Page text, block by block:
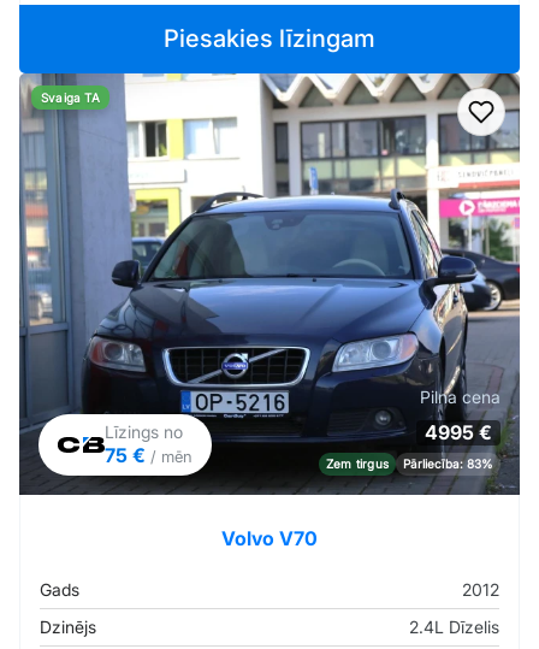
Piesakies līzingam
Svaiga TA
Līzings no
75 € / mēn
Pilna cena
4995 €
Zem tirgus Pārliecība: 83%
Volvo V70
Gads
2012
Dzinējs
2.4L Dīzelis